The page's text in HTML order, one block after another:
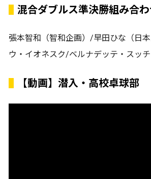
混合ダブルス準決勝組み合
張本智和（智和企画）/早田ひな（日
ウ・イオネスク/ベルナデッテ・スッチ
【動画】潜入・高校卓球部